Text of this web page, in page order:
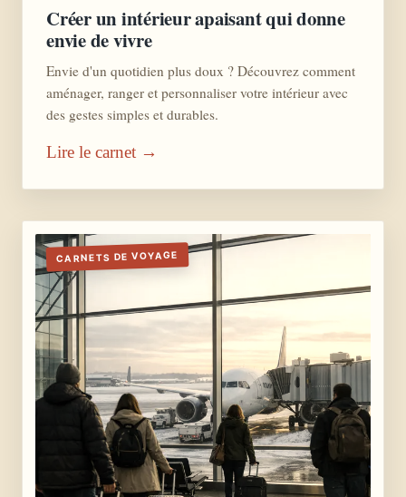
Créer un intérieur apaisant qui donne
envie de vivre
Envie d'un quotidien plus doux ? Découvrez comment
aménager, ranger et personnaliser votre intérieur avec
des gestes simples et durables.
Lire le carnet →
CARNETS DE VOYAGE